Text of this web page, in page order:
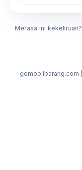
Merasa ini kekeliruan?
gomobilbarang.com